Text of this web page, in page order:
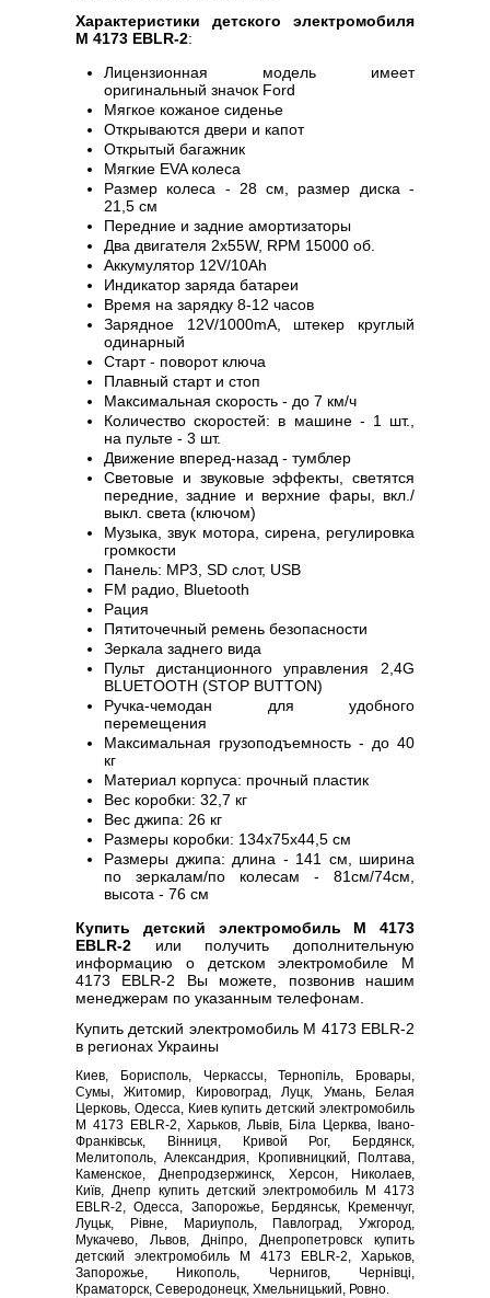
Характеристики детского электромобиля
M 4173 EBLR-2:
Лицензионная модель имеет
оригинальный значок Ford
Мягкое кожаное сиденье
Открываются двери и капот
Открытый багажник
Мягкие EVA колеса
Размер колеса - 28 см, размер диска -
21,5 см
Передние и задние амортизаторы
Два двигателя 2х55W, RPM 15000 об.
Аккумулятор 12V/10Ah
Индикатор заряда батареи
Время на зарядку 8-12 часов
Зарядное 12V/1000mA, штекер круглый
одинарный
Старт - поворот ключа
Плавный старт и стоп
Максимальная скорость - до 7 км/ч
Количество скоростей: в машине - 1 шт.,
на пульте - 3 шт.
Движение вперед-назад - тумблер
Световые и звуковые эффекты, светятся
передние, задние и верхние фары, вкл./
выкл. света (ключом)
Музыка, звук мотора, сирена, регулировка
громкости
Панель: MP3, SD слот, USB
FM радио, Bluetooth
Рация
Пятиточечный ремень безопасности
Зеркала заднего вида
Пульт дистанционного управления 2,4G
BLUETOOTH (STOP BUTTON)
Ручка-чемодан для удобного
перемещения
Максимальная грузоподъемность - до 40
кг
Материал корпуса: прочный пластик
Вес коробки: 32,7 кг
Вес джипа: 26 кг
Размеры коробки: 134х75х44,5 см
Размеры джипа: длина - 141 см, ширина
по зеркалам/по колесам - 81см/74см,
высота - 76 см
Купить детский электромобиль M 4173
EBLR-2 или получить дополнительную
информацию о детском электромобиле M
4173 EBLR-2 Вы можете, позвонив нашим
менеджерам по указанным телефонам.
Купить детский электромобиль M 4173 EBLR-2
в регионах Украины
Киев, Борисполь, Черкассы, Тернопіль, Бровары,
Сумы, Житомир, Кировоград, Луцк, Умань, Белая
Церковь, Одесса, Киев купить детский электромобиль
M 4173 EBLR-2, Харьков, Львів, Біла Церква, Івано-
Франківськ, Вінниця, Кривой Рог, Бердянск,
Мелитополь, Александрия, Кропивницкий, Полтава,
Каменское, Днепродзержинск, Херсон, Николаев,
Київ, Днепр купить детский электромобиль M 4173
EBLR-2, Одесса, Запорожье, Бердянськ, Кременчуг,
Луцьк, Рівне, Мариуполь, Павлоград, Ужгород,
Мукачево, Львов, Дніпро, Днепропетровск купить
детский электромобиль M 4173 EBLR-2, Харьков,
Запорожье, Никополь, Чернигов, Чернівці,
Краматорск, Северодонецк, Хмельницький, Ровно.